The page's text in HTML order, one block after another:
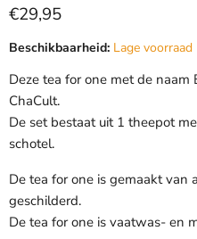
Huidige prijs
€29,95
Beschikbaarheid: Lage voorraad
Deze tea for one met de naam
ChaCult.
De set bestaat uit 1 theepot
schotel.
De tea for one is gemaakt van
geschilderd.
De tea for one is vaatwas- en